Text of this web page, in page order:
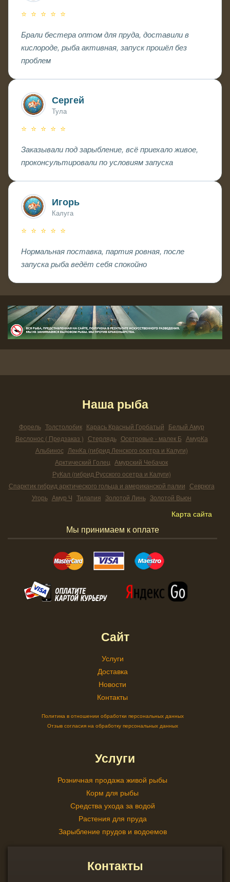
⭐ ⭐ ⭐ ⭐ ⭐
Брали бестера оптом для пруда, доставили в
кислороде, рыба активная, запуск прошёл без
проблем
Сергей
Тула
⭐ ⭐ ⭐ ⭐ ⭐
Заказывали под зарыбление, всё приехало живое,
проконсультировали по условиям запуска
Игорь
Калуга
⭐ ⭐ ⭐ ⭐ ⭐
Нормальная поставка, партия ровная, после
запуска рыба ведёт себя спокойно
Наша рыба
Форель Толстолобик Карась Красный Горбатый Белый Амур
Веслонос ( Предзаказ ) Стерлядь Осетровые - малек Б АмурКа
Альбинос ЛенКа (гибрид Ленского осетра и Калуги)
Арктический Голец Амурский Чебачок
РуКал (гибрид Русского осетра и Калуги)
Спарктик гибрид арктического гольца и американской палии Севрюга
Угорь Амур Ч Тилапия Золотой Линь Золотой Вьюн
Карта сайта
Мы принимаем к оплате
Сайт
Услуги
Доставка
Новости
Контакты
Политика в отношении обработки персональных данных
Отзыв согласия на обработку персональных данных
Услуги
Розничная продажа живой рыбы
Корм для рыбы
Средства ухода за водой
Растения для пруда
Зарыбление прудов и водоемов
Контакты